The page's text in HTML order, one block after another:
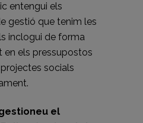
entengui els
gestió que tenim les
inclogui de forma
en els pressupostos
socials
el